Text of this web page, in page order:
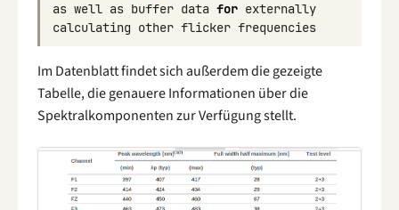
as well as buffer data for externally
calculating other flicker frequencies
Im Datenblatt findet sich außerdem die gezeigte
Tabelle, die genauere Informationen über die
Spektralkomponenten zur Verfügung stellt.